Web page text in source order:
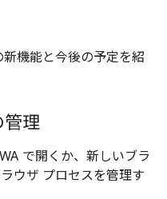
機能と今後の予定を紹
管理
で開くか、新しいブラ
ウザ プロセスを管理す